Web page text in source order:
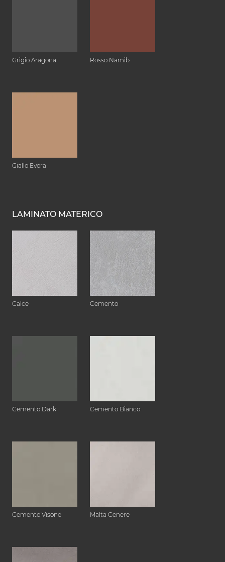
Grigio Aragona Rosso Namib
Giallo Evora
LAMINATO MATERICO
Calce Cemento
Cemento Dark Cemento Bianco
Cemento Visone Malta Cenere